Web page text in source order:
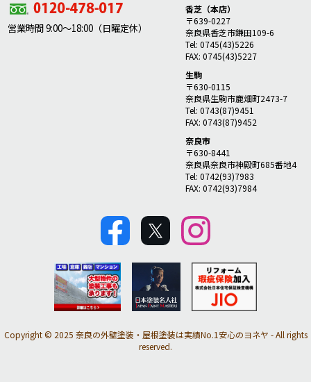
営業時間 9:00～18:00（日曜定休）
香芝（本店）
〒639-0227
奈良県香芝市鎌田109-6
Tel: 0745(43)5226
FAX: 0745(43)5227
生駒
〒630-0115
奈良県生駒市鹿畑町2473-7
Tel: 0743(87)9451
FAX: 0743(87)9452
奈良市
〒630-8441
奈良県奈良市神殿町685番地4
Tel: 0742(93)7983
FAX: 0742(93)7984
Copyright © 2025 奈良の外壁塗装・屋根塗装は実績No.1安心のヨネヤ - All rights
reserved.